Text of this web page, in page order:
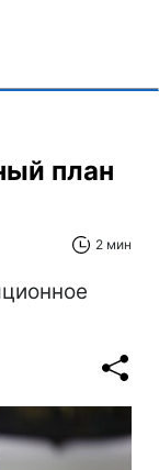
план
2 мин